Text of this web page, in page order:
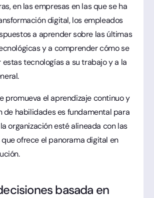
en las empresas en las que se ha
digital, los empleados
a aprender sobre las últimas
y a comprender cómo se
tecnologías a su trabajo y a la
promueva el aprendizaje continuo y
de habilidades es fundamental para
organización esté alineada con las
ofrece el panorama digital en
basada en